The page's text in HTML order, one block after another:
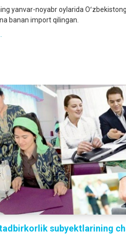
yanvar-noyabr oylarida
banan import qilingan.
subyektlarining